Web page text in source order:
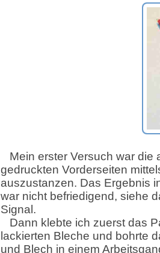
Mein erster Versuch war die
gedruckten Vorderseiten
auszustanzen. Das Ergebnis
war nicht befriedigend, siehe
Signal.
Dann klebte ich zuerst das
lackierten Bleche und bohrte
und Blech in einem